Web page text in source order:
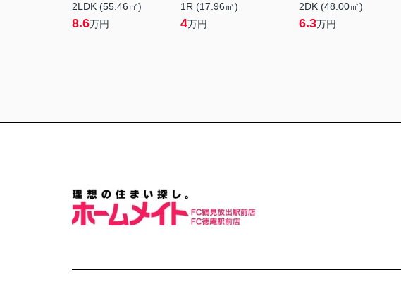
2LDK (55.46㎡)
8.6万円
1R (17.96㎡)
4万円
2DK (48.00㎡)
6.3万円